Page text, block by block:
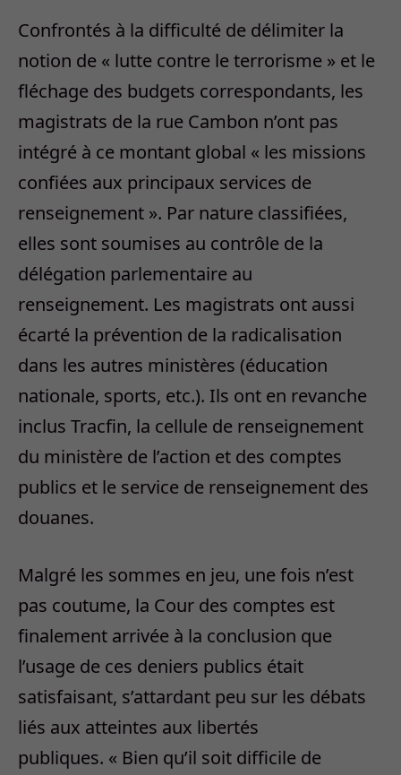
Confrontés à la difficulté de délimiter la
notion de « lutte contre le terrorisme » et le
fléchage des budgets correspondants, les
magistrats de la rue Cambon n’ont pas
intégré à ce montant global « les missions
confiées aux principaux services de
renseignement ». Par nature classifiées,
elles sont soumises au contrôle de la
délégation parlementaire au
renseignement. Les magistrats ont aussi
écarté la prévention de la radicalisation
dans les autres ministères (éducation
nationale, sports, etc.). Ils ont en revanche
inclus Tracfin, la cellule de renseignement
du ministère de l’action et des comptes
publics et le service de renseignement des
douanes.
Malgré les sommes en jeu, une fois n’est
pas coutume, la Cour des comptes est
finalement arrivée à la conclusion que
l’usage de ces deniers publics était
satisfaisant, s’attardant peu sur les débats
liés aux atteintes aux libertés
publiques. « Bien qu’il soit difficile de